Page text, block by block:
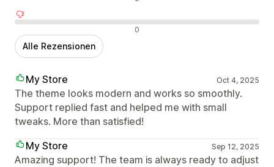
0
Alle Rezensionen
My Store Oct 4, 2025
The theme looks modern and works so smoothly.
Support replied fast and helped me with small
tweaks. More than satisfied!
My Store
Sep 12, 2025
Amazing support! The team is always ready to adjust